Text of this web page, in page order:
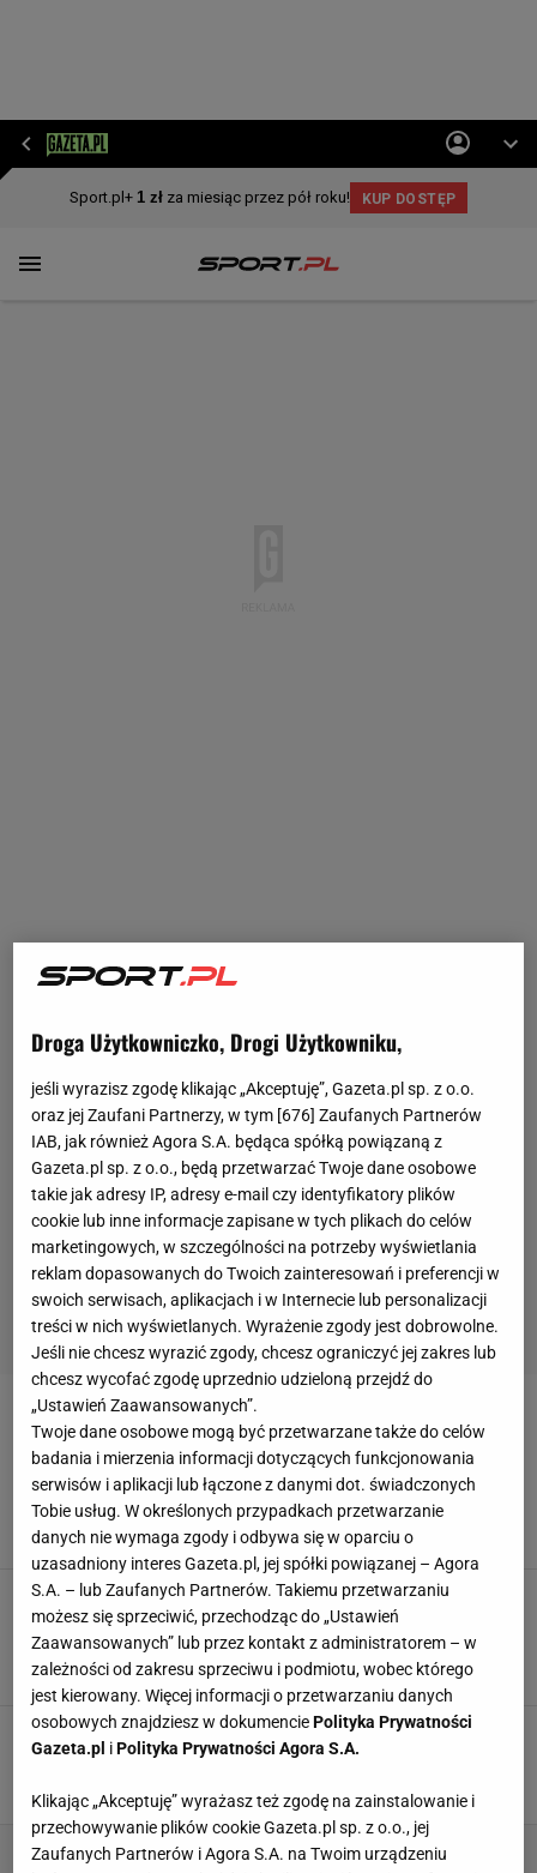
MARAT SAFIN
Dramatyczne wyznanie Rublowa. "Znalazłem
się na samym dnie"
Jacek Hafka,15 MAJA 2026, 05:15
"Czułem się, jakbym stracił 150 kg. Nie
pamiętam, ile litrów piwa wypiłem". Szczere
wyznanie legendy tenisa
Dominik Senkowski,16 LIPCA 2020, 12:26
Marat Safin oszalał. "Spójrz, wszystko jest w
internecie. Będzie tak, jak mówię"
Dominik Senkowski, 18 KWIETNIA 2020, 15:54
Droga Użytkowniczko, Drogi Użytkowniku,
jeśli wyrazisz zgodę klikając „Akceptuję”, Gazeta.pl sp. z o.o.
oraz jej Zaufani Partnerzy, w tym [676] Zaufanych Partnerów
IAB, jak również Agora S.A. będąca spółką powiązaną z
Gazeta.pl sp. z o.o., będą przetwarzać Twoje dane osobowe
takie jak adresy IP, adresy e-mail czy identyfikatory plików
cookie lub inne informacje zapisane w tych plikach do celów
marketingowych, w szczególności na potrzeby wyświetlania
reklam dopasowanych do Twoich zainteresowań i preferencji w
swoich serwisach, aplikacjach i w Internecie lub personalizacji
treści w nich wyświetlanych. Wyrażenie zgody jest dobrowolne.
Jeśli nie chcesz wyrazić zgody, chcesz ograniczyć jej zakres lub
chcesz wycofać zgodę uprzednio udzieloną przejdź do
„Ustawień Zaawansowanych”.
Twoje dane osobowe mogą być przetwarzane także do celów
badania i mierzenia informacji dotyczących funkcjonowania
serwisów i aplikacji lub łączone z danymi dot. świadczonych
Tobie usług. W określonych przypadkach przetwarzanie
danych nie wymaga zgody i odbywa się w oparciu o
uzasadniony interes Gazeta.pl, jej spółki powiązanej – Agora
S.A. – lub Zaufanych Partnerów. Takiemu przetwarzaniu
możesz się sprzeciwić, przechodząc do „Ustawień
Zaawansowanych” lub przez kontakt z administratorem – w
zależności od zakresu sprzeciwu i podmiotu, wobec którego
jest kierowany. Więcej informacji o przetwarzaniu danych
osobowych znajdziesz w dokumenciePolityka Prywatności
Gazeta.pl iPolityka Prywatności Agora S.A.
Klikając „Akceptuję” wyrażasz też zgodę na zainstalowanie i
przechowywanie plików cookie Gazeta.pl sp. z o.o., jej
Zaufanych Partnerów i Agora S.A. na Twoim urządzeniu